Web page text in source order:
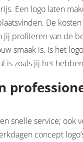
Een logo laten
De
profiteren van de
smaak is. Is het
is zoals jij het
snelle service; ook
concept